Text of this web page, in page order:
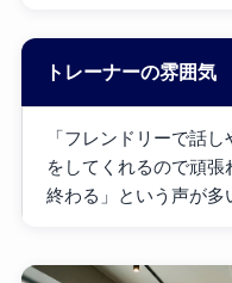
トレーナーの雰囲気
「フレンドリーで話
をしてくれるので頑
終わる」という声が多